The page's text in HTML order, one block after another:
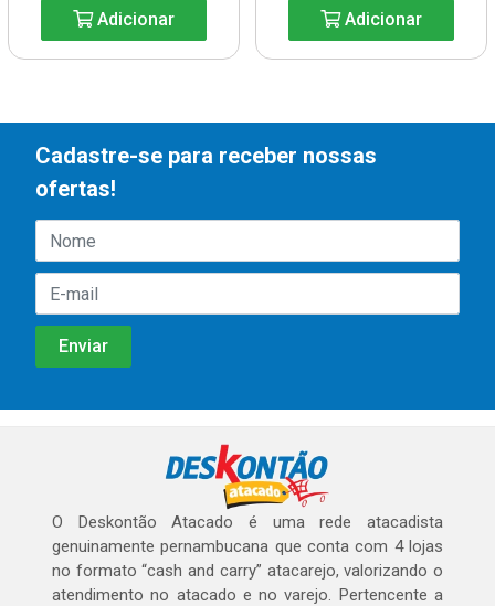
Adicionar Adicionar
Cadastre-se para receber nossas
ofertas!
O Deskontão Atacado é uma rede atacadista
genuinamente pernambucana que conta com 4 lojas
no formato “cash and carry” atacarejo, valorizando o
atendimento no atacado e no varejo. Pertencente a